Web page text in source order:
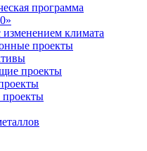
программа
изменением климата
проекты
проекты
проекты